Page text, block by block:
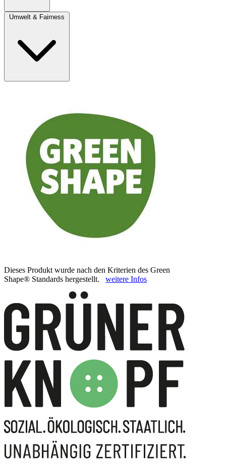
Umwelt & Fairness
Dieses Produkt wurde nach den Kriterien des Green
Shape® Standards hergestellt. weitere Infos